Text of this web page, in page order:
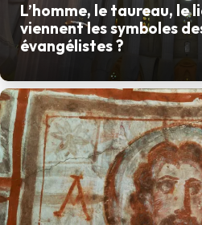
L’homme, le taureau, le
viennent les symboles
évangélistes ?